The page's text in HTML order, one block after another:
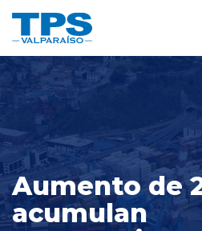
Somos TPS
Nuestra Visión
Servicios y Tarifas
Aumento de
acumulan